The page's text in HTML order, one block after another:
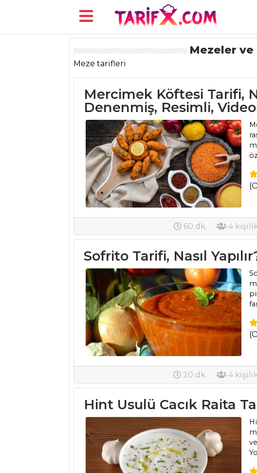
ŞEFİN TARİFLERİ
Kategoriler
Deniz Ürünleri
Mezeler ve
Meze tarifleri
Mercimek Köftesi Tarifi,
Denenmiş, Resimli,
60 dk. 4
Sofrito Tarifi, Nasıl
20 dk. 4
Hint Usulü Cacık Raita